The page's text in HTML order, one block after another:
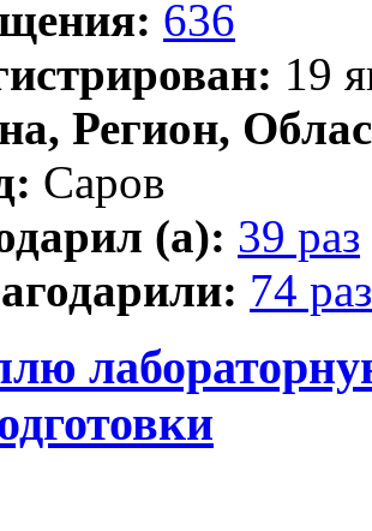
636
19
Регион,
Саров
(а): 39 раз
74